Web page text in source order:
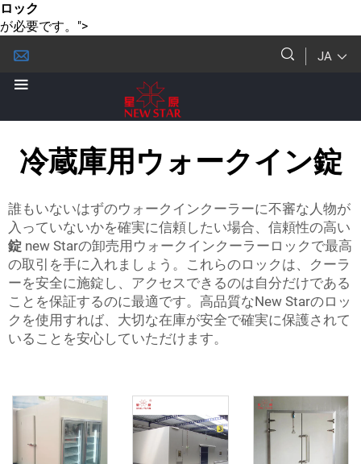
ロック
が必要です。">
JA
冷蔵庫用ウォークイン錠
誰もいないはずのウォークインクーラーに不審な人物が
入っていないかを確実に信頼したい場合、信頼性の高い
錠 new Starの卸売用ウォークインクーラーロックで最高
の取引を手に入れましょう。これらのロックは、クーラ
ーを安全に施錠し、アクセスできるのは自分だけである
ことを保証するのに最適です。高品質なNew Starのロッ
クを使用すれば、大切な在庫が安全で確実に保護されて
いることを安心していただけます。